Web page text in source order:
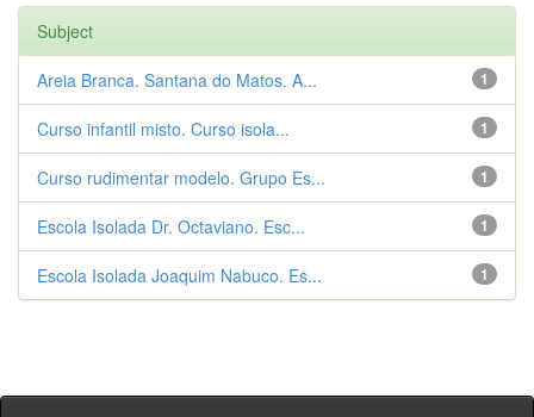
Subject
1
Areia Branca. Santana do Matos. A...
1
Curso infantil misto. Curso isola...
1
Curso rudimentar modelo. Grupo Es...
1
Escola Isolada Dr. Octaviano. Esc...
1
Escola Isolada Joaquim Nabuco. Es...